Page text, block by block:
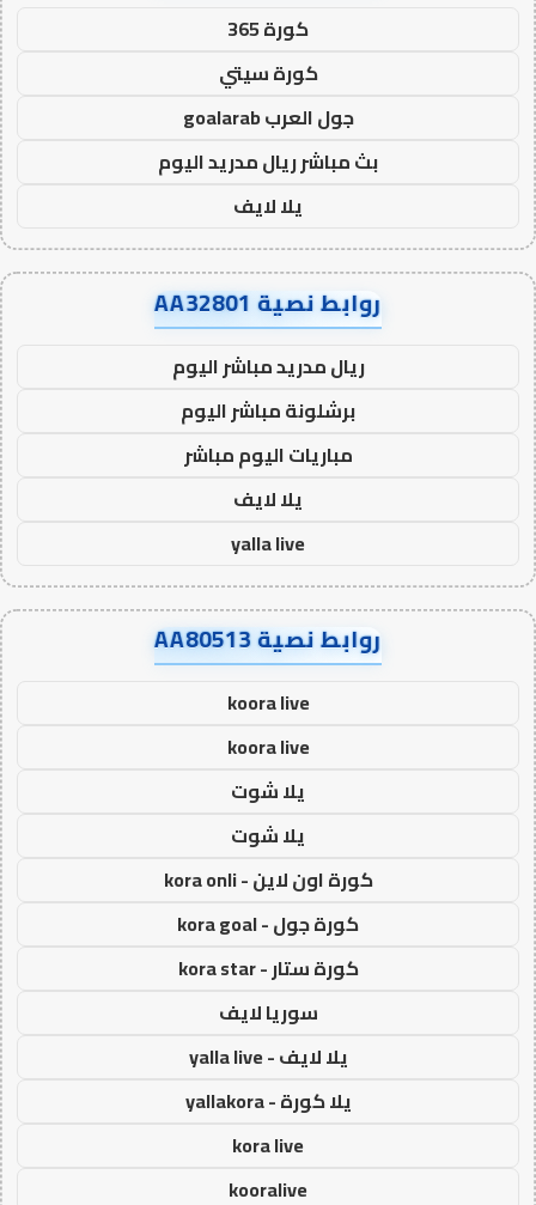
كورة 365
كورة سيتي
جول العرب goalarab
بث مباشر ريال مدريد اليوم
يلا لايف
روابط نصية AA32801
ريال مدريد مباشر اليوم
برشلونة مباشر اليوم
مباريات اليوم مباشر
يلا لايف
yalla live
روابط نصية AA80513
koora live
koora live
يلا شوت
يلا شوت
كورة اون لاين - kora onli
كورة جول - kora goal
كورة ستار - kora star
سوريا لايف
يلا لايف - yalla live
يلا كورة - yallakora
kora live
kooralive